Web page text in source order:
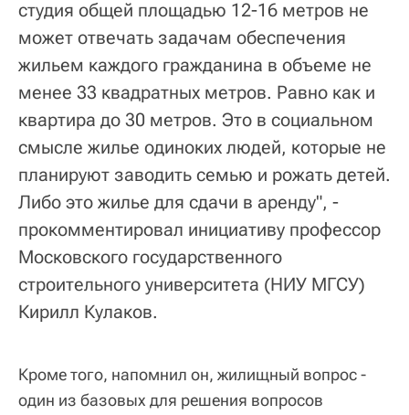
студия общей площадью 12-16 метров не
может отвечать задачам обеспечения
жильем каждого гражданина в объеме не
менее 33 квадратных метров. Равно как и
квартира до 30 метров. Это в социальном
смысле жилье одиноких людей, которые не
планируют заводить семью и рожать детей.
Либо это жилье для сдачи в аренду", -
прокомментировал инициативу профессор
Московского государственного
строительного университета (НИУ МГСУ)
Кирилл Кулаков.
Кроме того, напомнил он, жилищный вопрос -
один из базовых для решения вопросов